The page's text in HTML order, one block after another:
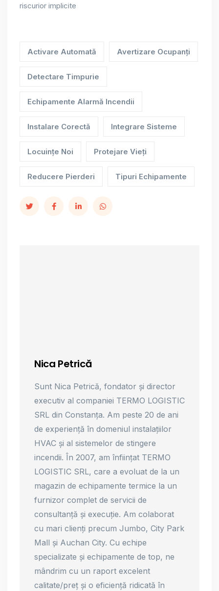
riscurior implicite
Activare Automată Avertizare Ocupanți
Detectare Timpurie
Echipamente Alarmă Incendii
Instalare Corectă Integrare Sisteme
Locuințe Noi Protejare Vieți
Reducere Pierderi Tipuri Echipamente
Nica Petrică
Sunt Nica Petrică, fondator și director
executiv al companiei TERMO LOGISTIC
SRL din Constanța. Am peste 20 de ani
de experiență în domeniul instalațiilor
HVAC și al sistemelor de stingere
incendii. În 2007, am înființat TERMO
LOGISTIC SRL, care a evoluat de la un
magazin de echipamente termice la un
furnizor complet de servicii de
consultanță și execuție. Am colaborat
cu mari clienți precum Jumbo, City Park
Mall și Auchan City. Cu echipe
specializate și echipamente de top, ne
mândrim cu un raport excelent
calitate/preț și o eficiență ridicată în